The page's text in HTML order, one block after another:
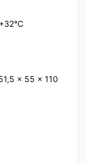
x 55 x 110